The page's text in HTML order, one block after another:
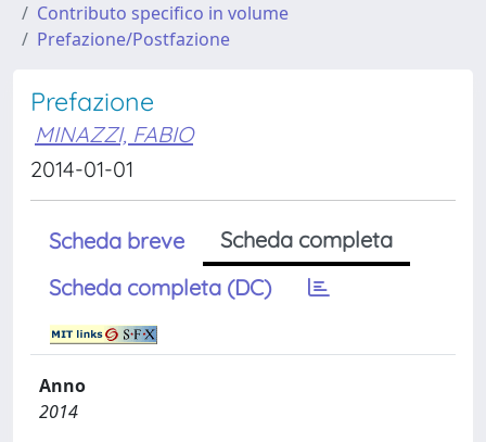
Contributo specifico in volume
Prefazione/Postfazione
Prefazione
MINAZZI, FABIO
2014-01-01
Scheda breve
Scheda completa
Scheda completa (DC)
Anno
2014